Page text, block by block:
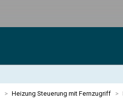
> Heizung Steuerung mit Fernzugriff >